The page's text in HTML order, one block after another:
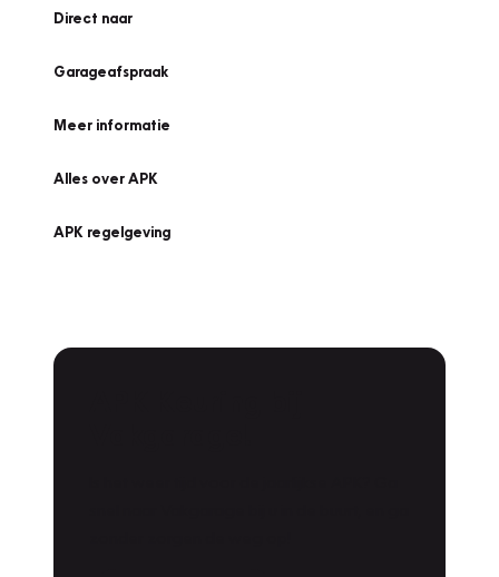
Direct naar
Garageafspraak
Meer informatie
Alles over APK
APK regelgeving